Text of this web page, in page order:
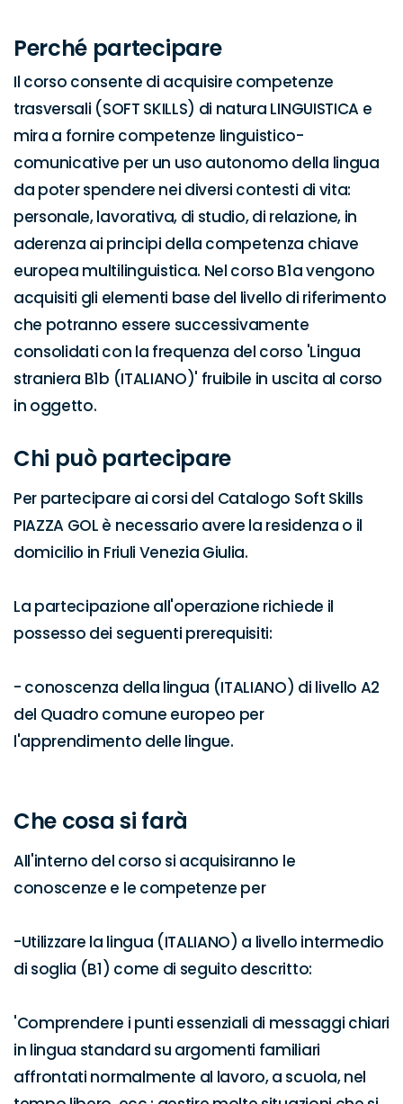
Perché partecipare
Il corso consente di acquisire competenze
trasversali (SOFT SKILLS) di natura LINGUISTICA e
mira a fornire competenze linguistico-
comunicative per un uso autonomo della lingua
da poter spendere nei diversi contesti di vita:
personale, lavorativa, di studio, di relazione, in
aderenza ai principi della competenza chiave
europea multilinguistica. Nel corso B1a vengono
acquisiti gli elementi base del livello di riferimento
che potranno essere successivamente
consolidati con la frequenza del corso 'Lingua
straniera B1b (ITALIANO)' fruibile in uscita al corso
in oggetto.
Chi può partecipare
Per partecipare ai corsi del Catalogo Soft Skills
PIAZZA GOL è necessario avere la residenza o il
domicilio in Friuli Venezia Giulia.
La partecipazione all'operazione richiede il
possesso dei seguenti prerequisiti:
- conoscenza della lingua (ITALIANO) di livello A2
del Quadro comune europeo per
l'apprendimento delle lingue.
Che cosa si farà
All'interno del corso si acquisiranno le
conoscenze e le competenze per
-Utilizzare la lingua (ITALIANO) a livello intermedio
di soglia (B1) come di seguito descritto:
'Comprendere i punti essenziali di messaggi chiari
in lingua standard su argomenti familiari
affrontati normalmente al lavoro, a scuola, nel